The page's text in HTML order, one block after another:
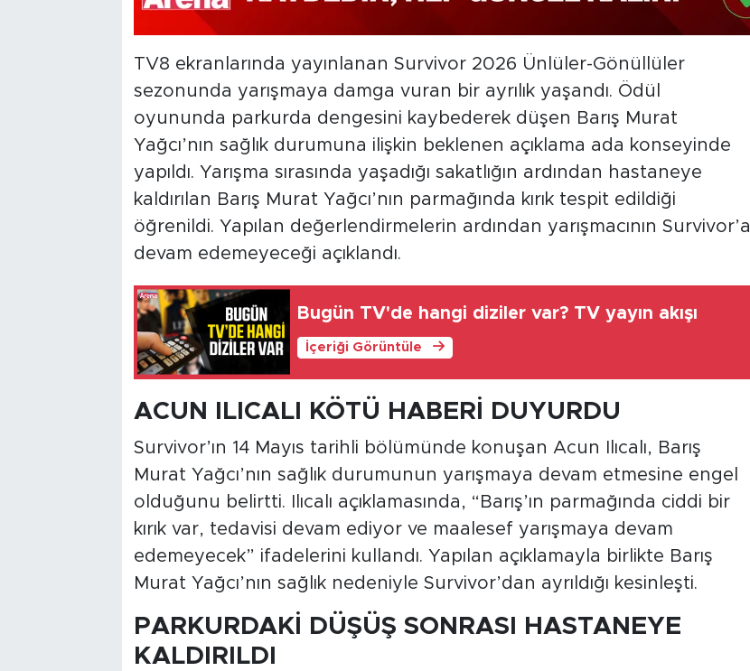
TV8 ekranlarında yayınlanan Survivor 2026 Ünlüler-Gönüllüler
sezonunda yarışmaya damga vuran bir ayrılık yaşandı. Ödül
oyununda parkurda dengesini kaybederek düşen Barış Murat
Yağcı’nın sağlık durumuna ilişkin beklenen açıklama ada konseyinde
yapıldı. Yarışma sırasında yaşadığı sakatlığın ardından hastaneye
kaldırılan Barış Murat Yağcı’nın parmağında kırık tespit edildiği
öğrenildi. Yapılan değerlendirmelerin ardından yarışmacının Survivor’a
devam edemeyeceği açıklandı.
Bugün TV'de hangi diziler var? TV yayın akışı
İçeriği Görüntüle
ACUN ILICALI KÖTÜ HABERİ DUYURDU
Survivor’ın 14 Mayıs tarihli bölümünde konuşan Acun Ilıcalı, Barış
Murat Yağcı’nın sağlık durumunun yarışmaya devam etmesine engel
olduğunu belirtti. Ilıcalı açıklamasında, “Barış’ın parmağında ciddi bir
kırık var, tedavisi devam ediyor ve maalesef yarışmaya devam
edemeyecek” ifadelerini kullandı. Yapılan açıklamayla birlikte Barış
Murat Yağcı’nın sağlık nedeniyle Survivor’dan ayrıldığı kesinleşti.
PARKURDAKİ DÜŞÜŞ SONRASI HASTANEYE
KALDIRILDI